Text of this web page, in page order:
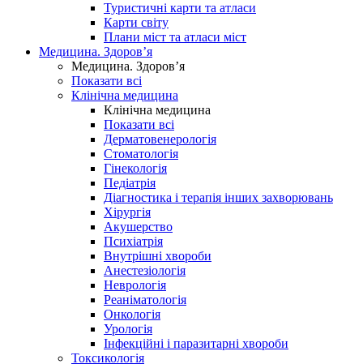
Туристичні карти та атласи
Карти світу
Плани міст та атласи міст
Медицина. Здоров’я
Медицина. Здоров’я
Показати всі
Клінічна медицина
Клінічна медицина
Показати всі
Дерматовенерологія
Стоматологія
Гінекологія
Педіатрія
Діагностика і терапія інших захворювань
Хірургія
Акушерство
Психіатрія
Внутрішні хвороби
Анестезіологія
Неврологія
Реаніматологія
Онкологія
Урологія
Інфекційні і паразитарні хвороби
Токсикологія